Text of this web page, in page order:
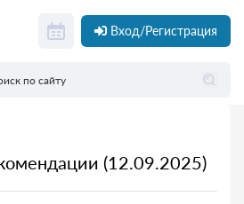
Вход/Регистрация
(12.09.2025)